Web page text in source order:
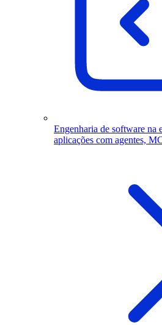
Engenharia de software na
aplicações com agentes,